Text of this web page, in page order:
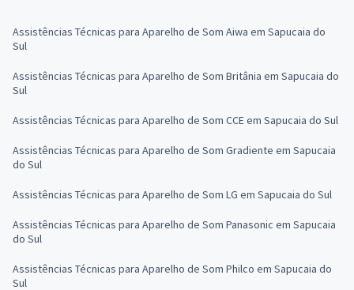
Assistências Técnicas para Aparelho de Som Aiwa em Sapucaia do
Sul
Assistências Técnicas para Aparelho de Som Britânia em Sapucaia do
Sul
Assistências Técnicas para Aparelho de Som CCE em Sapucaia do Sul
Assistências Técnicas para Aparelho de Som Gradiente em Sapucaia
do Sul
Assistências Técnicas para Aparelho de Som LG em Sapucaia do Sul
Assistências Técnicas para Aparelho de Som Panasonic em Sapucaia
do Sul
Assistências Técnicas para Aparelho de Som Philco em Sapucaia do
Sul